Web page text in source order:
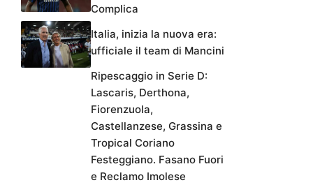
Complica
Italia, inizia la nuova era:
ufficiale il team di Mancini
Ripescaggio in Serie D:
Lascaris, Derthona,
Fiorenzuola,
Castellanzese, Grassina e
Tropical Coriano
Festeggiano. Fasano Fuori
e Reclamo Imolese